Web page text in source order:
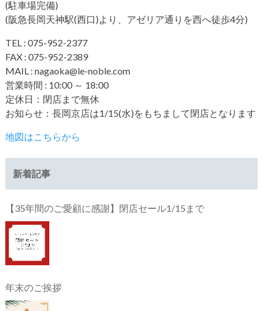
(駐車場完備)
(阪急長岡天神駅(西口)より、アゼリア通りを西へ徒歩4分)
TEL : 075-952-2377
FAX : 075-952-2389
MAIL : nagaoka@le-noble.com
営業時間 : 10:00 ～ 18:00
定休日：閉店まで無休
お知らせ：長岡京店は1/15(水)をもちまして閉店となります
地図はこちらから
新着記事
【35年間のご愛顧に感謝】閉店セール1/15まで
年末のご挨拶